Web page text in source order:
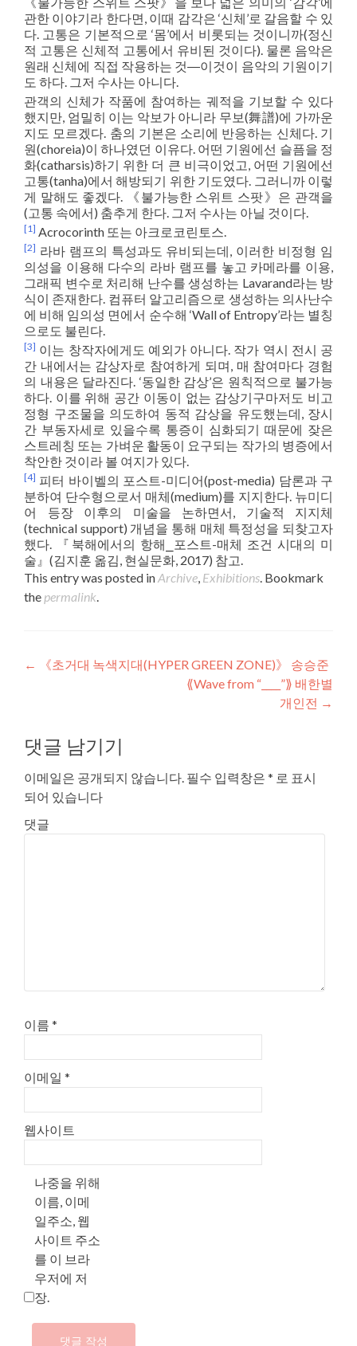
관한 이야기라 한다면, 이때 감각은 ‘신체’로 갈음할 수 있
다. 고통은 기본적으로 ‘몸’에서 비롯되는 것이니까(정신
적 고통은 신체적 고통에서 유비된 것이다). 물론 음악은
원래 신체에 직접 작용하는 것―이것이 음악의 기원이기
도 하다. 그저 수사는 아니다.
관객의 신체가 작품에 참여하는 궤적을 기보할 수 있다
했지만, 엄밀히 이는 악보가 아니라 무보(舞譜)에 가까운
지도 모르겠다. 춤의 기본은 소리에 반응하는 신체다. 기
원(choreia)이 하나였던 이유다. 어떤 기원에선 슬픔을 정
화(catharsis)하기 위한 더 큰 비극이었고, 어떤 기원에선
고통(tanha)에서 해방되기 위한 기도였다. 그러니까 이렇
게 말해도 좋겠다. 《불가능한 스위트 스팟》은 관객을
(고통 속에서) 춤추게 한다. 그저 수사는 아닐 것이다.
[1] Acrocorinth 또는 아크로코린토스.
[2] 라바 램프의 특성과도 유비되는데, 이러한 비정형 임
의성을 이용해 다수의 라바 램프를 놓고 카메라를 이용,
그래픽 변수로 처리해 난수를 생성하는 Lavarand라는 방
식이 존재한다. 컴퓨터 알고리즘으로 생성하는 의사난수
에 비해 임의성 면에서 순수해 ‘Wall of Entropy’라는 별칭
으로도 불린다.
[3] 이는 창작자에게도 예외가 아니다. 작가 역시 전시 공
간 내에서는 감상자로 참여하게 되며, 매 참여마다 경험
의 내용은 달라진다. ‘동일한 감상’은 원칙적으로 불가능
하다. 이를 위해 공간 이동이 없는 감상기구마저도 비고
정형 구조물을 의도하여 동적 감상을 유도했는데, 장시
간 부동자세로 있을수록 통증이 심화되기 때문에 잦은
스트레칭 또는 가벼운 활동이 요구되는 작가의 병증에서
착안한 것이라 볼 여지가 있다.
[4] 피터 바이벨의 포스트-미디어(post-media) 담론과 구
분하여 단수형으로서 매체(medium)를 지지한다. 뉴미디
어 등장 이후의 미술을 논하면서, 기술적 지지체
(technical support) 개념을 통해 매체 특정성을 되찾고자
했다. 『북해에서의 항해⎯포스트-매체 조건 시대의 미
술』(김지훈 옮김, 현실문화, 2017) 참고.
This entry was posted in Archive Exhibitions . Bookmark
the permalink
Post navigation
←
《초거대 녹색지대(HYPER GREEN ZONE)》 송승준
⟪Wave from “____”⟫ 배한별
개인전 →
댓글 남기기
이메일은 공개되지 않습니다. 필수 입력창은 * 로 표시
되어 있습니다
댓글
이름 *
이메일 *
웹사이트
나중을 위해
이름, 이메
일주소, 웹
사이트 주소
를 이 브라
우저에 저
장.